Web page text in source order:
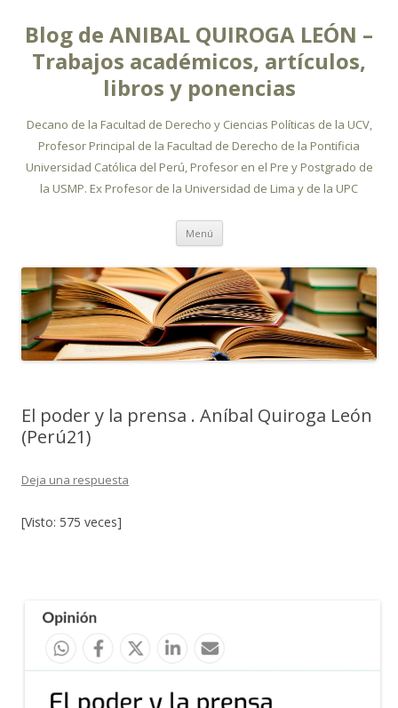
Blog de ANIBAL QUIROGA LEÓN –
Trabajos académicos, artículos,
libros y ponencias
Decano de la Facultad de Derecho y Ciencias Políticas de la UCV,
Profesor Principal de la Facultad de Derecho de la Pontificia
Universidad Católica del Perú, Profesor en el Pre y Postgrado de
la USMP. Ex Profesor de la Universidad de Lima y de la UPC
Menú Ir
contenido
El poder y la prensa . Aníbal Quiroga León
(Perú21)
Deja una respuesta
[Visto: 575 veces]